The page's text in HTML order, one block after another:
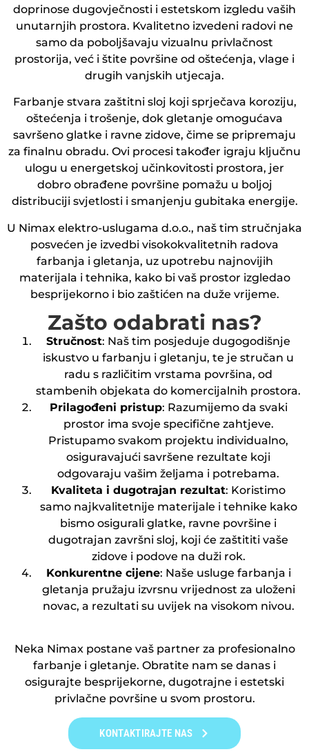
doprinose dugovječnosti i estetskom izgledu vaših
unutarnjih prostora. Kvalitetno izvedeni radovi ne
samo da poboljšavaju vizualnu privlačnost
prostorija, već i štite površine od oštećenja, vlage i
drugih vanjskih utjecaja.
Farbanje stvara zaštitni sloj koji sprječava koroziju,
oštećenja i trošenje, dok gletanje omogućava
savršeno glatke i ravne zidove, čime se pripremaju
za finalnu obradu. Ovi procesi također igraju ključnu
ulogu u energetskoj učinkovitosti prostora, jer
dobro obrađene površine pomažu u boljoj
distribuciji svjetlosti i smanjenju gubitaka energije.
U Nimax elektro-uslugama d.o.o., naš tim stručnjaka
posvećen je izvedbi visokokvalitetnih radova
farbanja i gletanja, uz upotrebu najnovijih
materijala i tehnika, kako bi vaš prostor izgledao
besprijekorno i bio zaštićen na duže vrijeme.
Zašto odabrati nas?
Stručnost: Naš tim posjeduje dugogodišnje
iskustvo u farbanju i gletanju, te je stručan u
radu s različitim vrstama površina, od
stambenih objekata do komercijalnih prostora.
Prilagođeni pristup: Razumijemo da svaki
prostor ima svoje specifične zahtjeve.
Pristupamo svakom projektu individualno,
osiguravajući savršene rezultate koji
odgovaraju vašim željama i potrebama.
Kvaliteta i dugotrajan rezultat: Koristimo
samo najkvalitetnije materijale i tehnike kako
bismo osigurali glatke, ravne površine i
dugotrajan završni sloj, koji će zaštititi vaše
zidove i podove na duži rok.
Konkurentne cijene: Naše usluge farbanja i
gletanja pružaju izvrsnu vrijednost za uloženi
novac, a rezultati su uvijek na visokom nivou.
Neka Nimax postane vaš partner za profesionalno
farbanje i gletanje. Obratite nam se danas i
osigurajte besprijekorne, dugotrajne i estetski
privlačne površine u svom prostoru.
KONTAKTIRAJTE NAS